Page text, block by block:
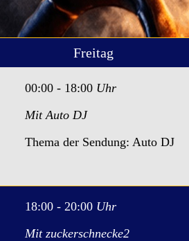
Freitag
00:00 - 18:00 Uhr
Mit Auto DJ
Thema der Sendung: Auto DJ
18:00 - 20:00 Uhr
Mit zuckerschnecke2